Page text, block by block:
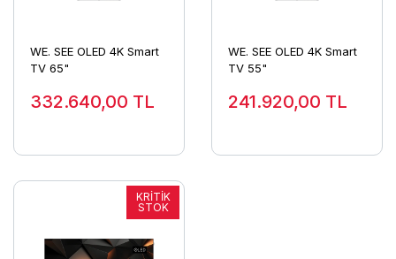
WE. SEE OLED 4K Smart
TV 65"
332.640,00 TL
WE. SEE OLED 4K Smart
TV 55"
241.920,00 TL